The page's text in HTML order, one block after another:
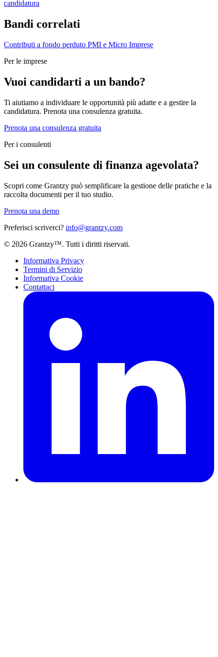
candidatura
Bandi correlati
Contributi a fondo perduto PMI e Micro Imprese
Per le imprese
Vuoi candidarti a un bando?
Ti aiutiamo a individuare le opportunità più adatte e a gestire la
candidatura. Prenota una consulenza gratuita.
Prenota una consulenza gratuita
Per i consulenti
Sei un consulente di finanza agevolata?
Scopri come Grantzy può semplificare la gestione delle pratiche e la
raccolta documenti per il tuo studio.
Prenota una demo
Preferisci scriverci? info@grantzy.com
© 2026 Grantzy™. Tutti i diritti riservati.
Informativa Privacy
Termini di Servizio
Informativa Cookie
Contattaci